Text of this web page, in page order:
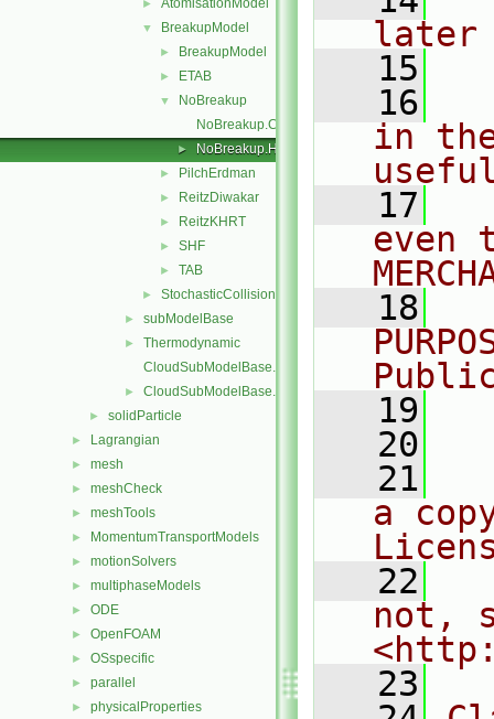
► AtomisationModel
▼ BreakupModel
► BreakupModel
► ETAB
▼
NoBreakup
NoBreakup.C
► NoBreakup.H
► PilchErdman
► ReitzDiwakar
► ReitzKHRT
► SHF
► TAB
► StochasticCollision
► subModelBase
►
Thermodynamic
CloudSubModelBase.C
► CloudSubModelBase.H
► solidParticle
► Lagrangian
► mesh
► meshCheck
► meshTools
► MomentumTransportModels
► motionSolvers
► multiphaseModels
► ODE
► OpenFOAM
► OSspecific
► parallel
► physicalProperties
later
   15
   16
in
   17
even
   18
   19
   20
   21
a
   22
not,
   23